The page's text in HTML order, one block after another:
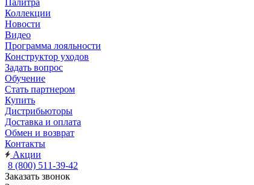
Палитра
Коллекции
Новости
Видео
Программа лояльности
Конструктор уходов
Задать вопрос
Обучение
Стать партнером
Купить
Дистрибьюторы
Доставка и оплата
Обмен и возврат
Контакты
Акции
8 (800) 511-39-42
Заказать звонок